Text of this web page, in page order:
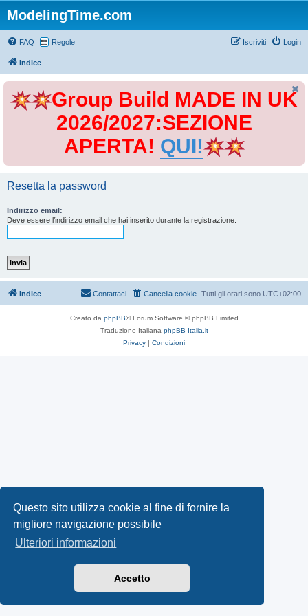
Questo sito utilizza cookie al fine di fornire la
migliore navigazione possibile
Ulteriori informazioni
Accetto
ModelingTime.com
FAQ Regole Login
Iscriviti
Indice
Group Build MADE IN UK
2026/2027:SEZIONE
APERTA! QUI!
Resetta la password
Indirizzo email:
Deve essere l’indirizzo email che hai inserito durante la registrazione.
Indice Tutti gli orari sono UTC+02:00
Cancella cookie
Contattaci
Creato da phpBB® Forum Software © phpBB Limited
Traduzione Italiana phpBB-Italia.it
Privacy | Condizioni